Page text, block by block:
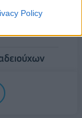
Policy
ο δράστης